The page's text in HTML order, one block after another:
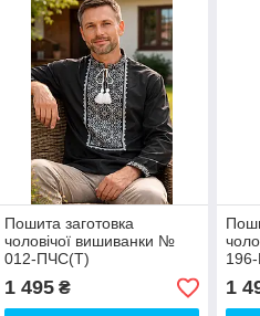
Пошита заготовка
чоловічої вишиванки №
012-ПЧС(Т)
1 495₴ 1